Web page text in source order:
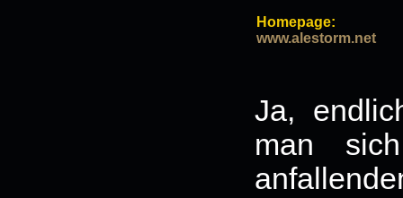
Homepage:
www.alestorm.net
Ja,
man